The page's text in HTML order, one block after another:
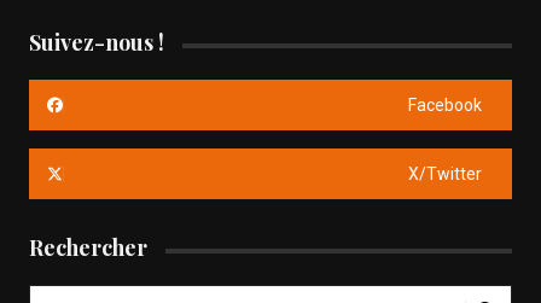
Suivez-nous !
Facebook
X/Twitter
Rechercher